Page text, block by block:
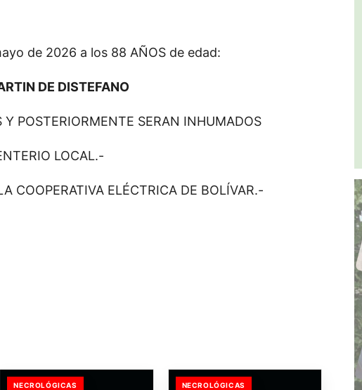
de 2026 a los 88 AÑOS de edad:
DE DISTEFANO
Y POSTERIORMENTE SERAN INHUMADOS
LOCAL.-
COOPERATIVA ELÉCTRICA DE BOLÍVAR.-
NECROLÓGICAS NECROLÓGICAS